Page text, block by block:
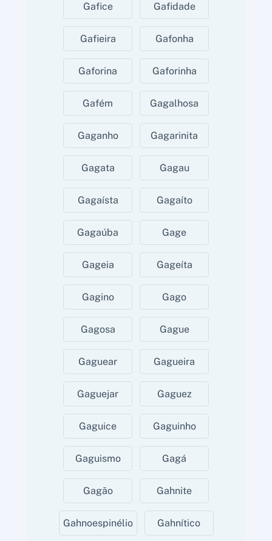
Gafice Gafidade
Gafieira Gafonha
Gaforina Gaforinha
Gafém Gagalhosa
Gaganho Gagarinita
Gagata Gagau
Gagaísta Gagaíto
Gagaúba Gage
Gageia Gageíta
Gagino Gago
Gagosa Gague
Gaguear Gagueira
Gaguejar Gaguez
Gaguice Gaguinho
Gaguismo Gagá
Gagão Gahnite
Gahnoespinélio Gahnítico